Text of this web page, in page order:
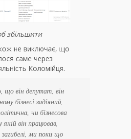
збільшити
не виключає, що
саме через
Коломійця.
що він депутат, він
бізнесі задіяний,
чи бізнесова
він працював,
ми поки що